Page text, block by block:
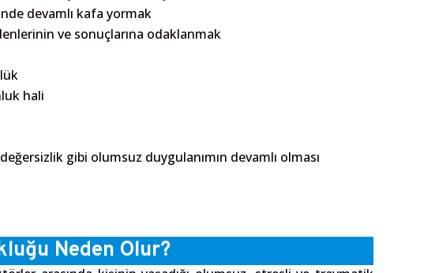
devamlı kafa yormak
ve sonuçlarına odaklanmak
hali
gibi olumsuz duygulanımın devamlı olması
Neden Olur?